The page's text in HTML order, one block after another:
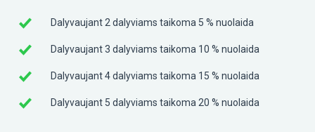
Dalyvaujant 2 dalyviams taikoma 5 % nuolaida
Dalyvaujant 3 dalyviams taikoma 10 % nuolaida
Dalyvaujant 4 dalyviams taikoma 15 % nuolaida
Dalyvaujant 5 dalyviams taikoma 20 % nuolaida